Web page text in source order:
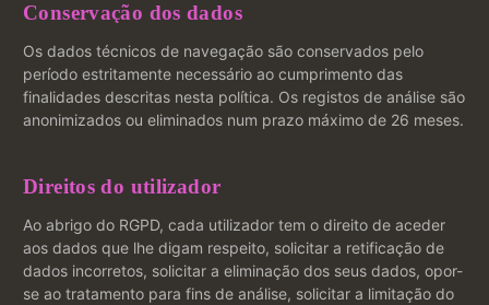
Conservação dos dados
Os dados técnicos de navegação são conservados pelo
período estritamente necessário ao cumprimento das
finalidades descritas nesta política. Os registos de análise são
anonimizados ou eliminados num prazo máximo de 26 meses.
Direitos do utilizador
Ao abrigo do RGPD, cada utilizador tem o direito de aceder
aos dados que lhe digam respeito, solicitar a retificação de
dados incorretos, solicitar a eliminação dos seus dados, opor-
se ao tratamento para fins de análise, solicitar a limitação do